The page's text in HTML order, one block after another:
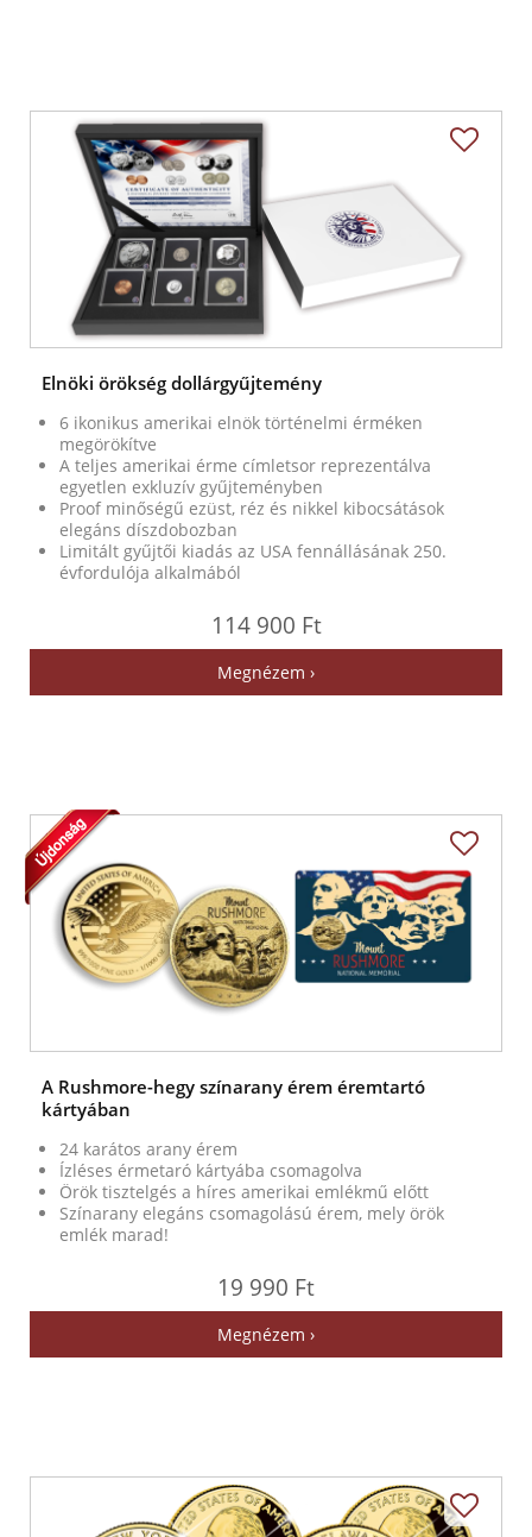
Elnöki örökség dollárgyűjtemény
6 ikonikus amerikai elnök történelmi érméken
megörökítve
A teljes amerikai érme címletsor reprezentálva
egyetlen exkluzív gyűjteményben
Proof minőségű ezüst, réz és nikkel kibocsátások
elegáns díszdobozban
Limitált gyűjtői kiadás az USA fennállásának 250.
évfordulója alkalmából
114 900 Ft
Megnézem ›
A Rushmore-hegy színarany érem éremtartó
kártyában
24 karátos arany érem
Ízléses érmetaró kártyába csomagolva
Örök tisztelgés a híres amerikai emlékmű előtt
Színarany elegáns csomagolású érem, mely örök
emlék marad!
19 990 Ft
Megnézem ›